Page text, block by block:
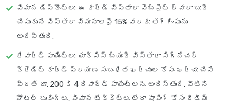
విమాన డిస్కౌంట్లు: ఈ కార్డ్ విస్తారా వెబ్‌సైట్ ద్వారా బుక్
చేసుకునే విస్తారా విమానాలపై 15% వరకు తగ్గింపును
అందిస్తుంది.
రివార్డ్ పాయింట్లు: యాక్సిస్ బ్యాంక్ విస్తారా సిగ్నేచర్
క్రెడిట్ కార్డ్ ప్రయాణ సంబంధిత ఖర్చుల కోసం ఖర్చు చేసే
ప్రతి రూ. 200 కి 4 రివార్డ్ పాయింట్లను అందిస్తుంది, వీటిని
హోటల్ బుకింగ్‌లు, విమాన టిక్కెట్లు లేదా షాపింగ్ కోసం రీడీమ్